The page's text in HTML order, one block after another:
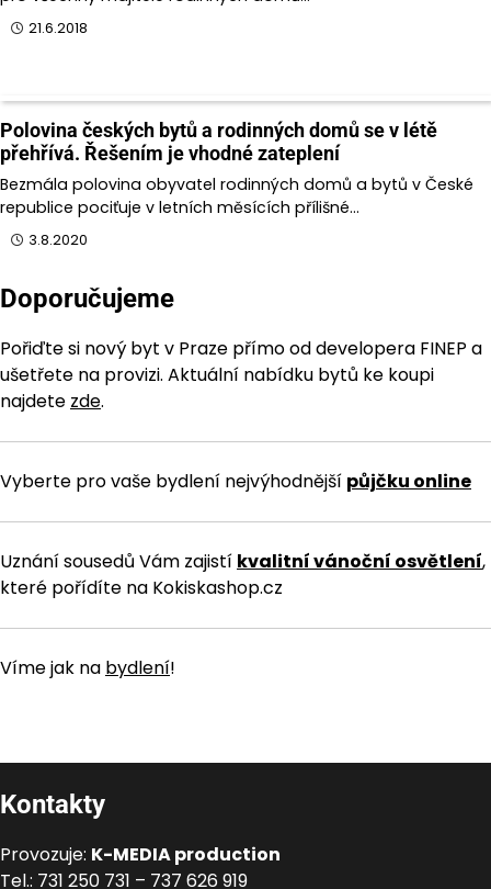
21.6.2018
Polovina českých bytů a rodinných domů se v létě
přehřívá. Řešením je vhodné zateplení
Bezmála polovina obyvatel rodinných domů a bytů v České
republice pociťuje v letních měsících přílišné…
3.8.2020
Doporučujeme
Pořiďte si nový byt v Praze přímo od developera FINEP a
ušetřete na provizi. Aktuální nabídku bytů ke koupi
najdete zde.
Vyberte pro vaše bydlení nejvýhodnější půjčku online
Uznání sousedů Vám zajistí kvalitní vánoční osvětlení,
které pořídíte na Kokiskashop.cz
Víme jak na bydlení!
Kontakty
Provozuje: K-MEDIA production
Tel.: 731 250 731 – 737 626 919